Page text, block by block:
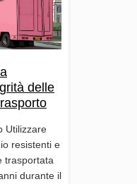
delle
Utilizzare
resistenti e
trasportata
durante il